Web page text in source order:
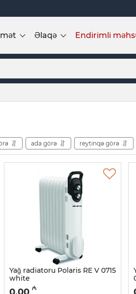
Əlaqə Endirimli
ada görə reytinqə görə
Yağ radiatoru Polaris RE V 0715
white
Artikul: 005038563
₼